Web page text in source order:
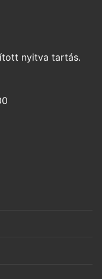
nyitva tartás.